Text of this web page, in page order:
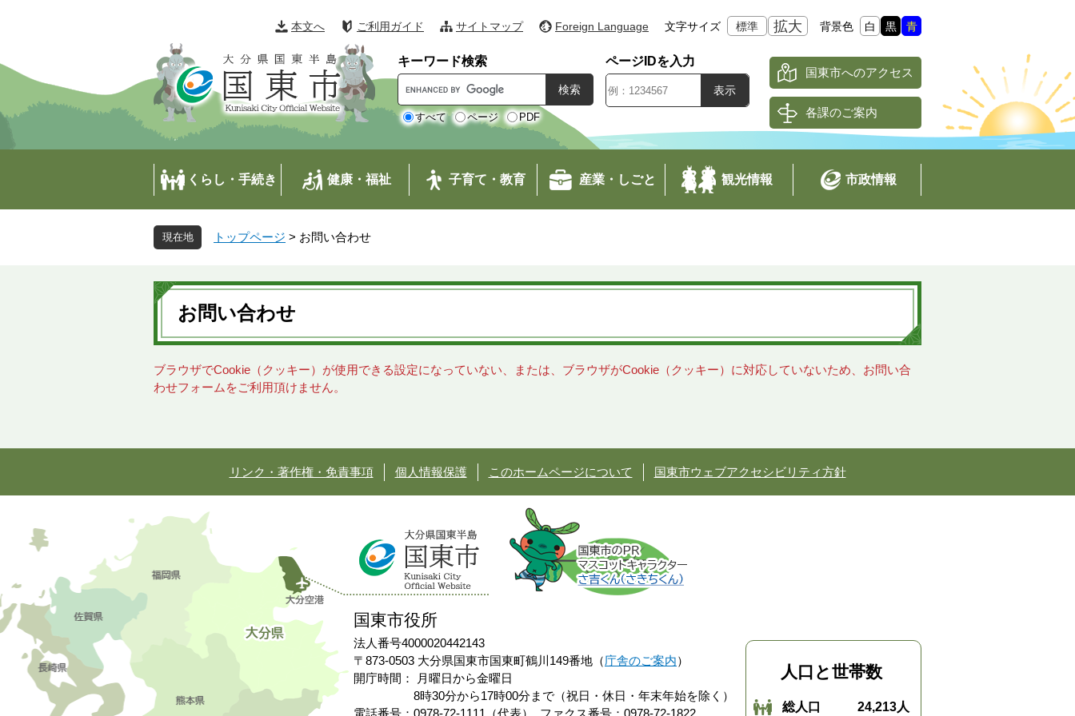
の
で
す
。
ー
ば
し
て
本文へ ご利用ガイド サイトマップ Foreign Language 文字サイズ 標準 拡大 背景色 白 黒 青
キーワード検索
o
o
l
すべて ページ PDF
ページIDを入力
国東市へのアクセス
各課のご案内
くらし・手続き 健康・福祉 子育て・教育 産業・しごと 観光情報 市政情報
トップページ > お問い合わせ
本
文
お問い合わせ
ブラウザでCookie（クッキー）が使用できる設定になっていない、または、ブラウザがCookie（クッキー）に対応していないため、お問い合
わせフォームをご利用頂けません。
リンク・著作権・免責事項 個人情報保護 このホームページについて 国東市ウェブアクセシビリティ方針
国東市役所
法人番号4000020442143
〒873-0503 大分県国東市国東町鶴川149番地（庁舎のご案内）
開庁時間：
月曜日から金曜日
8時30分から17時00分まで（祝日・休日・年末年始を除く）
電話番号：0978-72-1111（代表）
ファクス番号：0978-72-1822
人口と世帯数
総人口 24,213人